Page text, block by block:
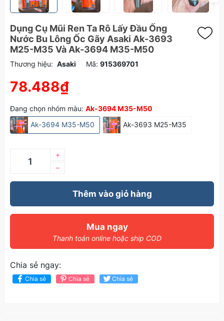
Dụng Cụ Mũi Ren Ta Rô Lấy Đầu Ống
Nước Bu Lông Ốc Gãy Asaki Ak-3693
M25-M35 Và Ak-3694 M35-M50
Thương hiệu: Asaki Mã: 915369701
78.488₫
Đang chọn nhóm màu: Ak-3694 M35-M50
Ak-3694 M35-M50
Ak-3693 M25-M35
–
+
Thêm vào giỏ hàng
Mua ngay
Thanh toán online hoặc ship COD
Chia sẻ ngay:
Chia sẻ Chia sẻ Chia sẻ